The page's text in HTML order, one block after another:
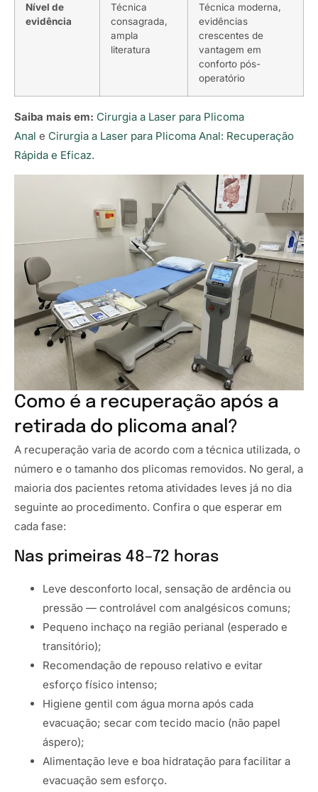
Nível de
evidência
Técnica
consagrada,
ampla
literatura
Técnica moderna,
evidências
crescentes de
vantagem em
conforto pós-
operatório
Saiba mais em: Cirurgia a Laser para Plicoma
Anal e Cirurgia a Laser para Plicoma Anal: Recuperação
Rápida e Eficaz.
Como é a recuperação após a
retirada do plicoma anal?
A recuperação varia de acordo com a técnica utilizada, o
número e o tamanho dos plicomas removidos. No geral, a
maioria dos pacientes retoma atividades leves já no dia
seguinte ao procedimento. Confira o que esperar em
cada fase:
Nas primeiras 48–72 horas
Leve desconforto local, sensação de ardência ou
pressão — controlável com analgésicos comuns;
Pequeno inchaço na região perianal (esperado e
transitório);
Recomendação de repouso relativo e evitar
esforço físico intenso;
Higiene gentil com água morna após cada
evacuação; secar com tecido macio (não papel
áspero);
Alimentação leve e boa hidratação para facilitar a
evacuação sem esforço.